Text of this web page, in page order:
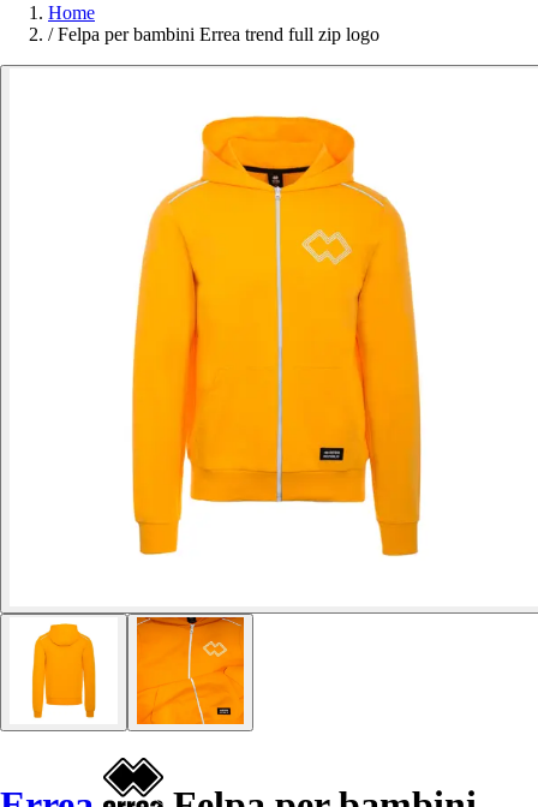
Home
/ Felpa per bambini Errea trend full zip logo